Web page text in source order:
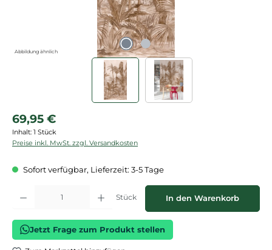
Abbildung ähnlich
Regulärer Preis:
69,95 €
Inhalt: 1 Stück
Preise inkl. MwSt. zzgl. Versandkosten
Sofort verfügbar, Lieferzeit: 3-5 Tage
Produkt Anzahl: Gib den gewünschten Wert ein oder benutze die
Stück In den Warenkorb
Jetzt Frage zum Produkt stellen